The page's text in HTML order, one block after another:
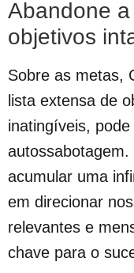
Abandone
objetivos
Sobre as metas,
lista extensa de
inatingíveis,
acumular uma
em direcionar
relevantes e
chave para o